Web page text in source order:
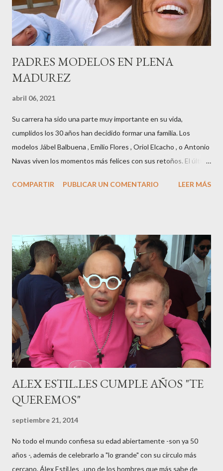
de comunicación, en una velada inolvidable bajo el lema “Cien
años peinando almas, creando belleza,i...
PADRES MODELOS EN PLENA
MADUREZ
abril 06, 2021
Su carrera ha sido una parte muy importante en su vida,
cumplidos los 30 años han decidido formar una familia. Los
modelos Jábel Balbuena , Emilio Flores , Oriol Elcacho , o Antonio
Navas viven los momentos más felices con sus retoños. El último
M ateo nació en Barcelona hace poco más de una semana. El top
haciéndole padre de un precioso niño. Marta ha sido toda una
campeona, durante los primeros 3 meses de embarazo tuvo que
guardar reposo debido a un síndrome llamado
“hiperemesisgravídica”.Pasados los meses fatídicos de
gestación Marta tiró adelante con el embarazo, ahora es una
mamá feliz. Otro de los modelos que ha sido padre este año ha
sido el madrileño, Emilio Flores , el top que desfiló en las mejores
pasarelas ...
COMPARTIR PUBLICAR UN COMENTARIO LEER MÁS
ALEX ESTIL.LES CUMPLE AÑOS "TE
QUEREMOS"
septiembre 21, 2014
No todo el mundo confiesa su edad abiertamente -son ya 50
años -, además de celebrarlo a "lo grande" con su círculo más
cercano. Álex Estil.les ,uno de los hombres que más sabe de